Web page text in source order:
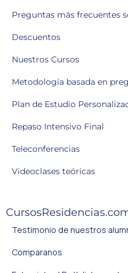
Preguntas más frecuentes
Descuentos
Nuestros Cursos
Metodología basada en
Plan de Estudio
Repaso Intensivo Final
Teleconferencias
Videoclases teóricas
Testimonio de nuestros
Comparanos